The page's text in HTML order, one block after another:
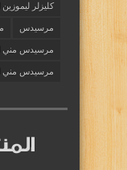
كليزلر
مرسيدس
مرسيدس مني
مرسيدس مني